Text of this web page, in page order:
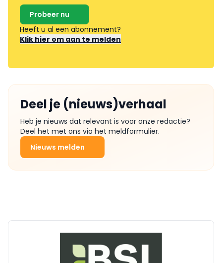
Probeer nu
Heeft u al een abonnement?
Klik hier om aan te melden
Deel je (nieuws)verhaal
Heb je nieuws dat relevant is voor onze redactie?
Deel het met ons via het meldformulier.
Nieuws melden